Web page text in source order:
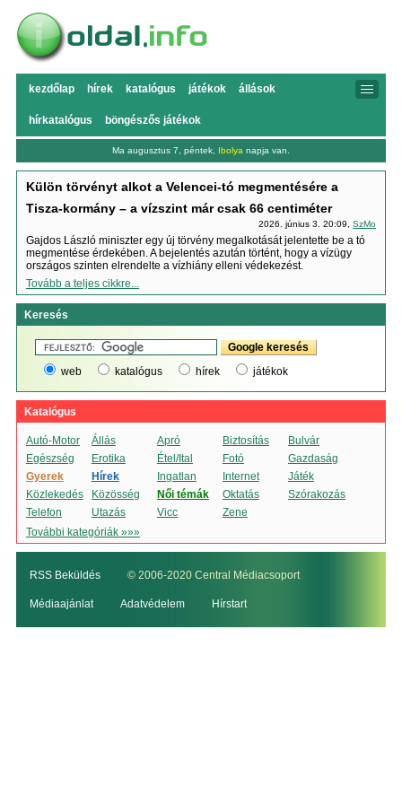
kezdőlap hírek katalógus játékok állások
hírkatalógus böngészős játékok
Ma augusztus 7, péntek, Ibolya napja van.
Külön törvényt alkot a Velencei-tó megmentésére a
Tisza-kormány – a vízszint már csak 66 centiméter
2026. június 3. 20:09,SzMo
Gajdos László miniszter egy új törvény megalkotását jelentette be a tó
megmentése érdekében. A bejelentés azután történt, hogy a vízügy
országos szinten elrendelte a vízhiány elleni védekezést.
Tovább a teljes cikkre...
Keresés
web katalógus hírek játékok
Katalógus
Autó-Motor Állás Apró Biztosítás
Bulvár
Egészség
Erotika Étel/Ital Fotó
Gazdaság
Gyerek
Hírek Ingatlan Internet
Játék
Közlekedés
Közösség Női témák Oktatás
Szórakozás
Telefon
Utazás Vicc
Zene
További kategóriák »»»
RSS Beküldés © 2006-2020 Central Médiacsoport
Médiaajánlat Adatvédelem Hírstart